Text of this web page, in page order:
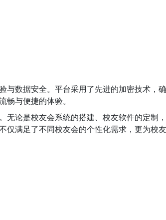
与数据安全。平台采用了先进的加密技术，
畅与便捷的体验。
无论是校友会系统的搭建、校友软件的定制
满足了不同校友会的个性化需求，更为校